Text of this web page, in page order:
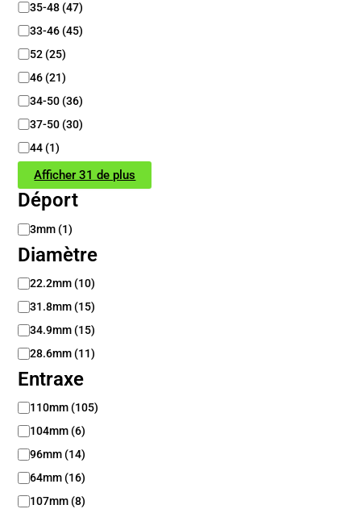
35-48 (47)
33-46 (45)
52 (25)
46 (21)
34-50 (36)
37-50 (30)
44 (1)
Afficher 31 de plus
Déport
D
p
o
r
t
3mm (1)
Diamètre
D
a
m
è
t
r
22.2mm (10)
31.8mm (15)
34.9mm (15)
28.6mm (11)
Entraxe
E
t
r
a
x
e
110mm (105)
104mm (6)
96mm (14)
64mm (16)
107mm (8)